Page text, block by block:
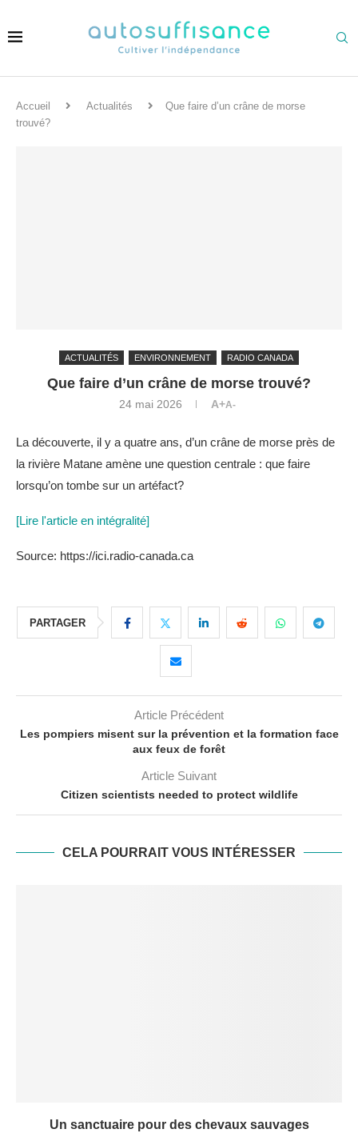
Accueil Actualités
Que faire d’un crâne de morse
trouvé?
ACTUALITÉS ENVIRONNEMENT RADIO CANADA
Que faire d’un crâne de morse trouvé?
24 mai 2026 A+A-
La découverte, il y a quatre ans, d’un crâne de morse près de
la rivière Matane amène une question centrale : que faire
lorsqu’on tombe sur un artéfact?
[Lire l'article en intégralité]
Source: https://ici.radio-canada.ca
PARTAGER
Article Précédent
Les pompiers misent sur la prévention et la formation face
aux feux de forêt
Article Suivant
Citizen scientists needed to protect wildlife
CELA POURRAIT VOUS INTÉRESSER
Un sanctuaire pour des chevaux sauvages